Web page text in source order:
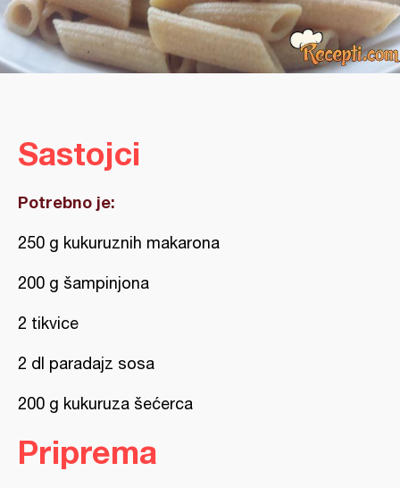
Sastojci
Potrebno je:
250 g kukuruznih makarona
200 g šampinjona
2 tikvice
2 dl paradajz sosa
200 g kukuruza šećerca
Priprema